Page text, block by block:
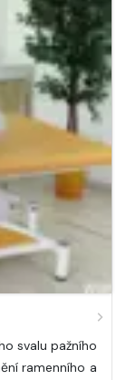
svalu pažního
ramenního a